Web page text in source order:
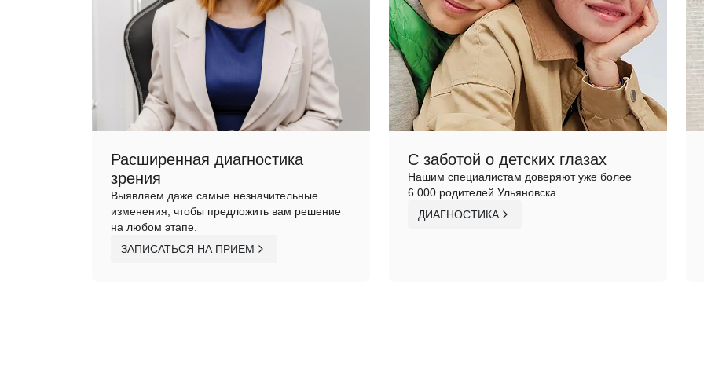
Расширенная диагностика
зрения
Выявляем даже самые незначительные
изменения, чтобы предложить вам решение
на любом этапе.
ЗАПИСАТЬСЯ НА ПРИЕМ
С заботой о детских глазах
Нашим специалистам доверяют уже более
6 000 родителей Ульяновска.
ДИАГНОСТИКА